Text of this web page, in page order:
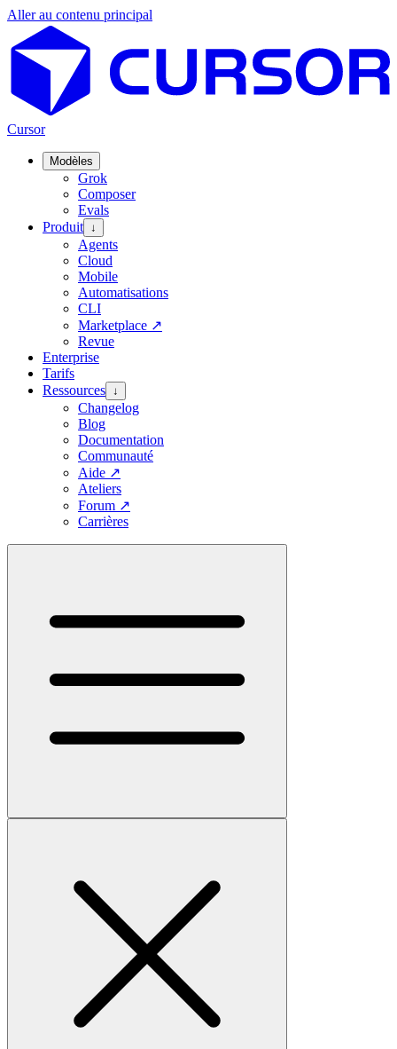
Aller au contenu principal
Cursor
Modèles
Grok
Composer
Evals
Produit ↓
Agents
Cloud
Mobile
Automatisations
CLI
Marketplace ↗
Revue
Enterprise
Tarifs
Ressources ↓
Changelog
Blog
Documentation
Communauté
Aide ↗
Ateliers
Forum ↗
Carrières